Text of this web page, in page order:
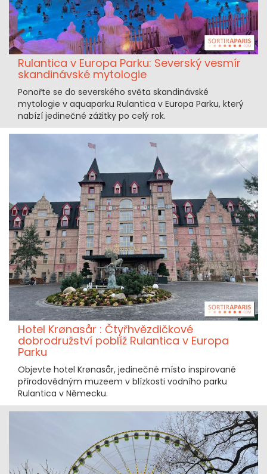
Rulantica v Europa Parku: Severský vesmír
skandinávské mytologie
Ponořte se do severského světa skandinávské
mytologie v aquaparku Rulantica v Europa Parku, který
nabízí jedinečné zážitky po celý rok.
Hotel Krønasår : Čtyřhvězdičkové
dobrodružství poblíž Rulantica v Europa
Parku
Objevte hotel Krønasår, jedinečné místo inspirované
přírodovědným muzeem v blízkosti vodního parku
Rulantica v Německu.